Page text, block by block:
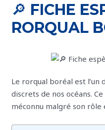
🔎 FICHE
RORQUAL
Le rorqual boréal est l’un
discrets de nos océans.
méconnu malgré son rôle